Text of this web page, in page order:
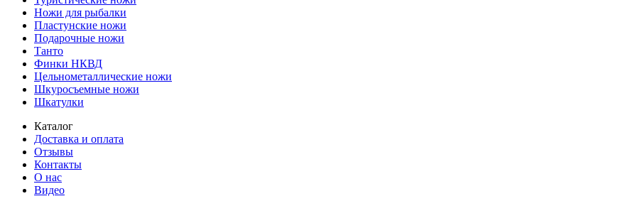
Ножи для рыбалки
Пластунские ножи
Подарочные ножи
Танто
Финки НКВД
Цельнометаллические ножи
Шкуросъемные ножи
Шкатулки
Каталог
Доставка и оплата
Отзывы
Контакты
О нас
Видео